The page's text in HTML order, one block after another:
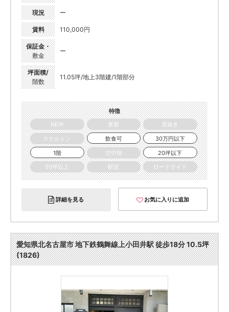
現況 ー
賃料 110,000円
保証金・
敷金
ー
坪面積/
階数
11.05坪/地上3階建/1階部分
特徴
NEW
更新
居抜き
スケルトン
飲食可
30万円以下
1階
空中階
20坪以下
50坪以上
駅近 ロードサイド
詳細を見る お気に入りに追加
愛知県北名古屋市 地下鉄鶴舞線上小田井駅 徒歩18分 10.5坪
(1826)